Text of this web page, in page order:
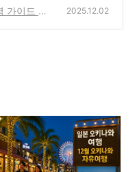
가이드 🎿 2025.12.02